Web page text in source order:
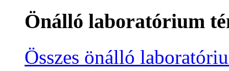
Önálló laboratórium
Összes önálló